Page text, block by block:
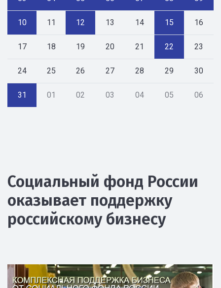
10 11 12 13 14 15 16
17 18 19 20 21 22 23
24 25 26 27 28 29 30
31 01 02 03 04 05 06
Социальный фонд России
оказывает поддержку
российскому бизнесу